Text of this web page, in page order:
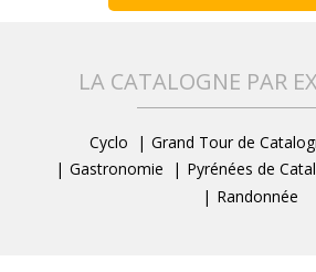
LA CATALOGNE PAR
Cyclo Grand Tour de
Gastronomie
Pyrénées de
Randonnée